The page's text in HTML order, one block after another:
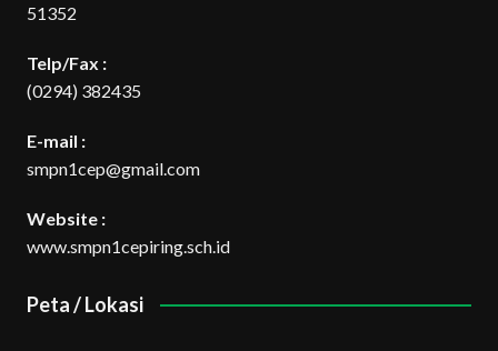
51352
Telp/Fax :
(0294) 382435
E-mail :
smpn1cep@gmail.com
Website :
www.smpn1cepiring.sch.id
Peta / Lokasi